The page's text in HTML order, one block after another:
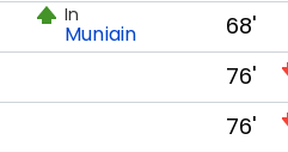
In
Muniain
68'
76'
76'